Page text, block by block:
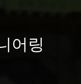
어링